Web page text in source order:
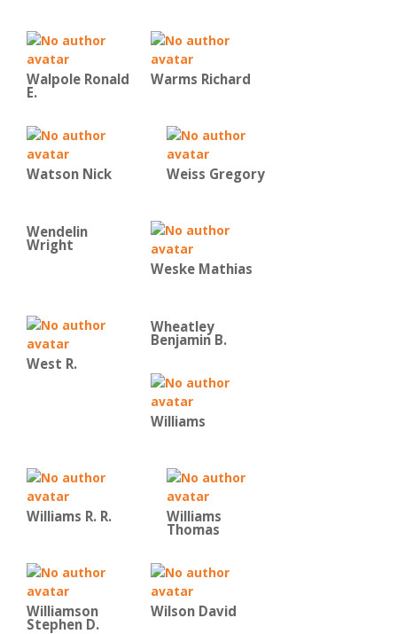
Walpole Ronald
E.
Warms Richard
Watson Nick Weiss Gregory
Wendelin
Wright
Weske Mathias
West R.
Wheatley
Benjamin B.
Williams
Williams R. R. Williams
Thomas
Williamson
Stephen D.
Wilson David